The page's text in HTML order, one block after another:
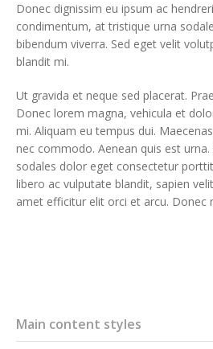
Donec dignissim eu ipsum ac
condimentum, at tristique urna
bibendum viverra. Sed eget velit
blandit mi.
Ut gravida et neque sed placerat.
Donec lorem magna, vehicula et
mi. Aliquam eu tempus dui.
nec commodo. Aenean quis est
sodales dolor eget consectetur
libero ac vulputate blandit, sapien
amet efficitur elit orci et arcu. Donec
Main content styles